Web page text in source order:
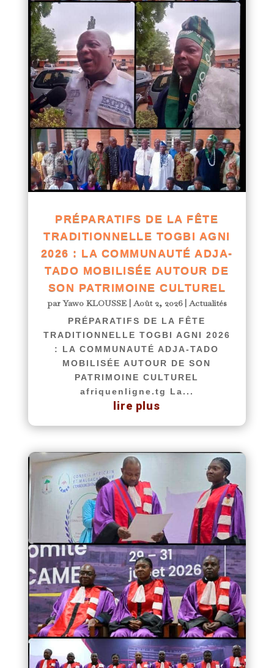
PRÉPARATIFS DE LA FÊTE
TRADITIONNELLE TOGBI AGNI
2026 : LA COMMUNAUTÉ ADJA-
TADO MOBILISÉE AUTOUR DE
SON PATRIMOINE CULTUREL
parYawo KLOUSSE|Août 2, 2026|Actualités
PRÉPARATIFS DE LA FÊTE
TRADITIONNELLE TOGBI AGNI 2026
: LA COMMUNAUTÉ ADJA-TADO
MOBILISÉE AUTOUR DE SON
PATRIMOINE CULTUREL
afriquenligne.tg La...
lire plus